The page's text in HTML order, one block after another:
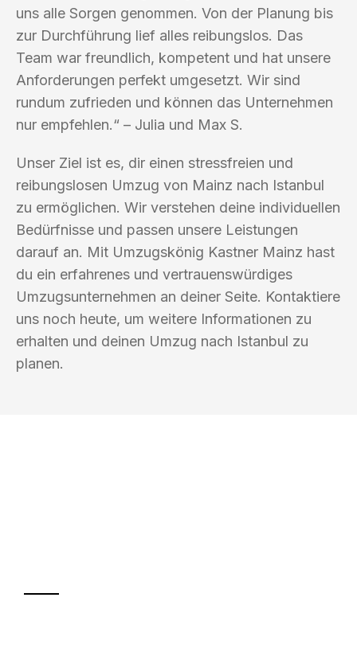
uns alle Sorgen genommen. Von der Planung bis
zur Durchführung lief alles reibungslos. Das
Team war freundlich, kompetent und hat unsere
Anforderungen perfekt umgesetzt. Wir sind
rundum zufrieden und können das Unternehmen
nur empfehlen.“ – Julia und Max S.
Unser Ziel ist es, dir einen stressfreien und
reibungslosen Umzug von Mainz nach Istanbul
zu ermöglichen. Wir verstehen deine individuellen
Bedürfnisse und passen unsere Leistungen
darauf an. Mit Umzugskönig Kastner Mainz hast
du ein erfahrenes und vertrauenswürdiges
Umzugsunternehmen an deiner Seite. Kontaktiere
uns noch heute, um weitere Informationen zu
erhalten und deinen Umzug nach Istanbul zu
planen.